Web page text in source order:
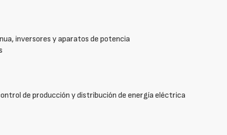
inversores y aparatos de potencia
de producción y distribución de energía eléctrica